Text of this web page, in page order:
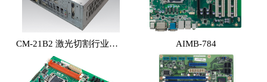
CM-21B2 激光切割行业专用工控机 （体积小，性能高，价格实惠） AIMB-784